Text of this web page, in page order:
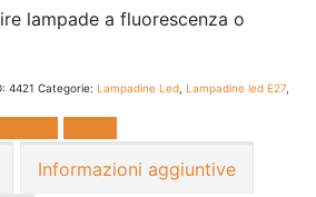
lampade a fluorescenza o
4421 Categorie: Lampadine Led Lampadine led E27
Informazioni aggiuntive